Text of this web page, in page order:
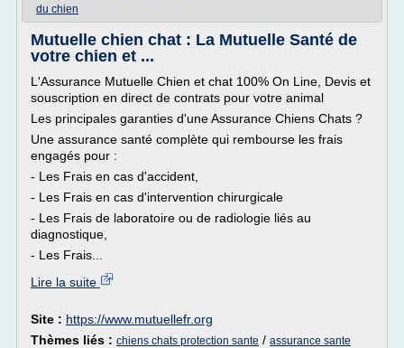
du chien
Mutuelle chien chat : La Mutuelle Santé de
votre chien et ...
L'Assurance Mutuelle Chien et chat 100% On Line, Devis et
souscription en direct de contrats pour votre animal
Les principales garanties d'une Assurance Chiens Chats ?
Une assurance santé complète qui rembourse les frais
engagés pour :
- Les Frais en cas d'accident,
- Les Frais en cas d'intervention chirurgicale
- Les Frais de laboratoire ou de radiologie liés au
diagnostique,
- Les Frais...
Lire la suite
Site : https://www.mutuellefr.org
Thèmes liés : chiens chats protection sante / assurance sante